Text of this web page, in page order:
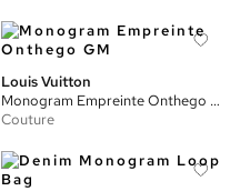
Louis Vuitton
Monogram Empreinte Onthego GM
Couture